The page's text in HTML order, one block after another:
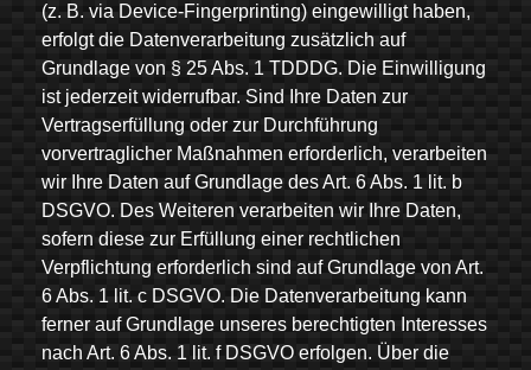
(z. B. via Device-Fingerprinting) eingewilligt haben,
erfolgt die Datenverarbeitung zusätzlich auf
Grundlage von § 25 Abs. 1 TDDDG. Die Einwilligung
ist jederzeit widerrufbar. Sind Ihre Daten zur
Vertragserfüllung oder zur Durchführung
vorvertraglicher Maßnahmen erforderlich, verarbeiten
wir Ihre Daten auf Grundlage des Art. 6 Abs. 1 lit. b
DSGVO. Des Weiteren verarbeiten wir Ihre Daten,
sofern diese zur Erfüllung einer rechtlichen
Verpflichtung erforderlich sind auf Grundlage von Art.
6 Abs. 1 lit. c DSGVO. Die Datenverarbeitung kann
ferner auf Grundlage unseres berechtigten Interesses
nach Art. 6 Abs. 1 lit. f DSGVO erfolgen. Über die